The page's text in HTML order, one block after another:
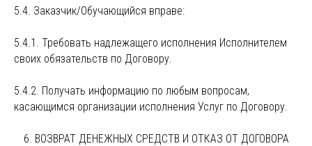
5.4. Заказчик/Обучающийся вправе:
5.4.1. Требовать надлежащего исполнения Исполнителем
своих обязательств по Договору.
5.4.2. Получать информацию по любым вопросам,
касающимся организации исполнения Услуг по Договору.
6. ВОЗВРАТ ДЕНЕЖНЫХ СРЕДСТВ И ОТКАЗ ОТ ДОГОВОРА